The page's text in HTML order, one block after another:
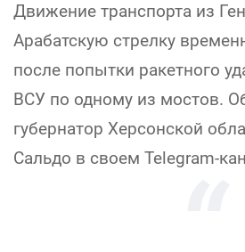
Движение транспорта из
Арабатскую стрелку
после попытки ракетного
ВСУ по одному из мостов.
губернатор Херсонской
Сальдо в своем Telegram-